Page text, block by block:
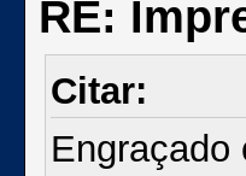
RE:
Citar:
Engraçado